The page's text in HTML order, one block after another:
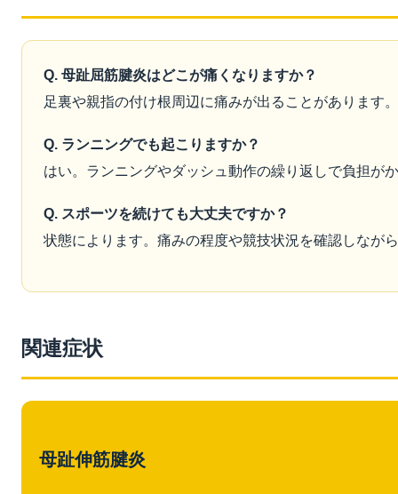
Q. 母趾屈筋腱炎はどこが痛くなりますか？
足裏や親指の付け根周辺に痛みが出ることがあります。
Q. ランニングでも起こりますか？
はい。ランニングやダッシュ動作の繰り返しで負担が
Q. スポーツを続けても大丈夫ですか？
状態によります。痛みの程度や競技状況を確認しなが
関連症状
母趾伸筋腱炎